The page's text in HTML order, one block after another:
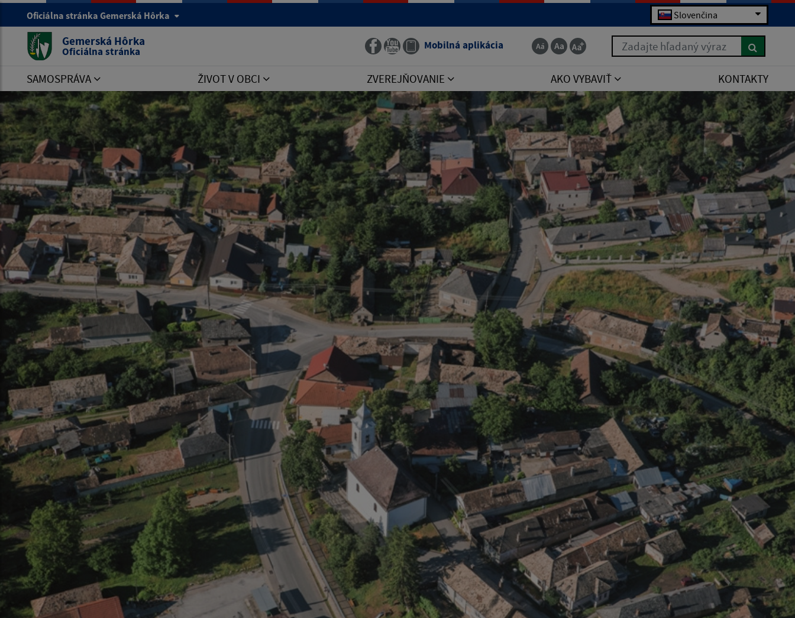
Oficiálna stránka Gemerská Hôrka Slovenčina
Gemerská Hôrka
Oficiálna stránka Mobilná aplikácia Zadajte hľadaný výraz
SAMOSPRÁVA ŽIVOT V OBCI ZVEREJŇOVANIE AKO VYBAVIŤ KONTAKTY